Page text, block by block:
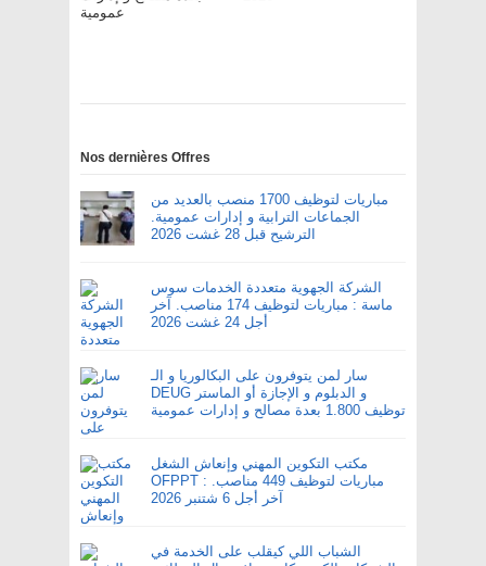
عمومية
Nos dernières Offres
مباريات لتوظيف 1700 منصب بالعديد من
الجماعات الترابية و إدارات عمومية.
الترشيح قبل 28 غشت 2026
الشركة الجهوية متعددة الخدمات سوس
ماسة : مباريات لتوظيف 174 مناصب. آخر
أجل 24 غشت 2026
سار لمن يتوفرون على البكالوريا و الـ
DEUG و الدبلوم و الإجازة أو الماستر
توظيف 1.800 بعدة مصالح و إدارات عمومية
مكتب التكوين المهني وإنعاش الشغل
OFPPT : مباريات لتوظيف 449 مناصب.
آخر أجل 6 شتنبر 2026
الشباب اللي كيقلب على الخدمة في